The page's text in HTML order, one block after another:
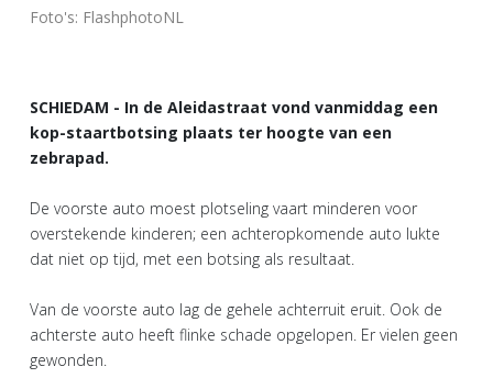
Foto's: FlashphotoNL
SCHIEDAM - In de Aleidastraat vond vanmiddag een
kop-staartbotsing plaats ter hoogte van een
zebrapad.
De voorste auto moest plotseling vaart minderen voor
overstekende kinderen; een achteropkomende auto lukte
dat niet op tijd, met een botsing als resultaat.
Van de voorste auto lag de gehele achterruit eruit. Ook de
achterste auto heeft flinke schade opgelopen. Er vielen geen
gewonden.